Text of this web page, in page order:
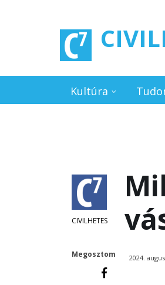
Kultúra
CIVILHETES
Megosztom 2024.